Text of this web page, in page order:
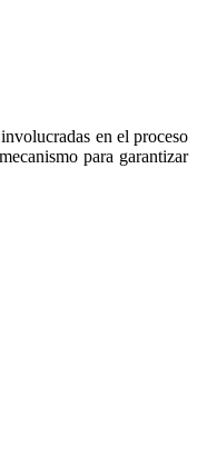
en el proceso
para garantizar